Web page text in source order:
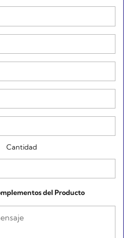
Cantidad
del Producto